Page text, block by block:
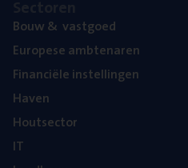
Bouw& vastgoed
Euro­pe­se ambtenaren
Finan­ci­ë­le instellingen
Haven
Hout­sec­tor
IT